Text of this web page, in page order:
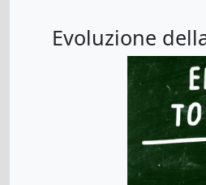
Evoluzione